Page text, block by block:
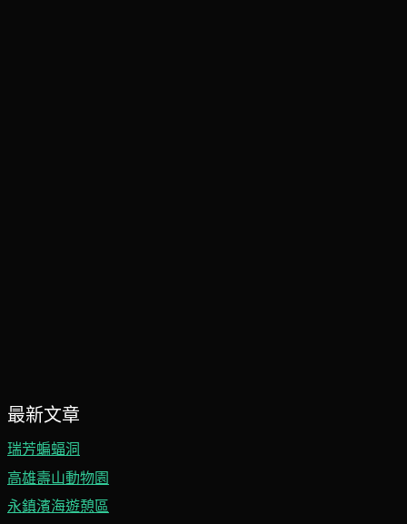
最新文章
瑞芳蝙蝠洞
高雄壽山動物園
永鎮濱海遊憩區